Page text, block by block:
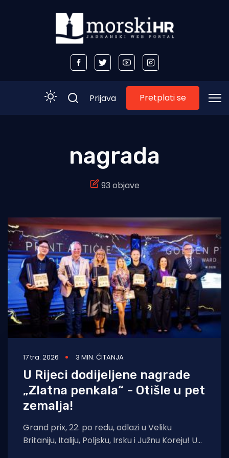
Otoci
Turizam i nautika
Pomorstvo
Ribolov
Ekologija
Tradicija i kultura
Prijava Pretplati se
nagrada
93 objave
17 tra. 2026 3 MIN. ČITANJA
U Rijeci dodijeljene nagrade
„Zlatna penkala“ - Otišle u pet
zemalja!
Grand prix, 22. po redu, odlazi u Veliku
Britaniju, Italiju, Poljsku, Irsku i Južnu Koreju! U